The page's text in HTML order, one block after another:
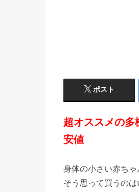
ポスト
超オススメの
安値
身体の小さい赤ちゃ
そう思って買うの